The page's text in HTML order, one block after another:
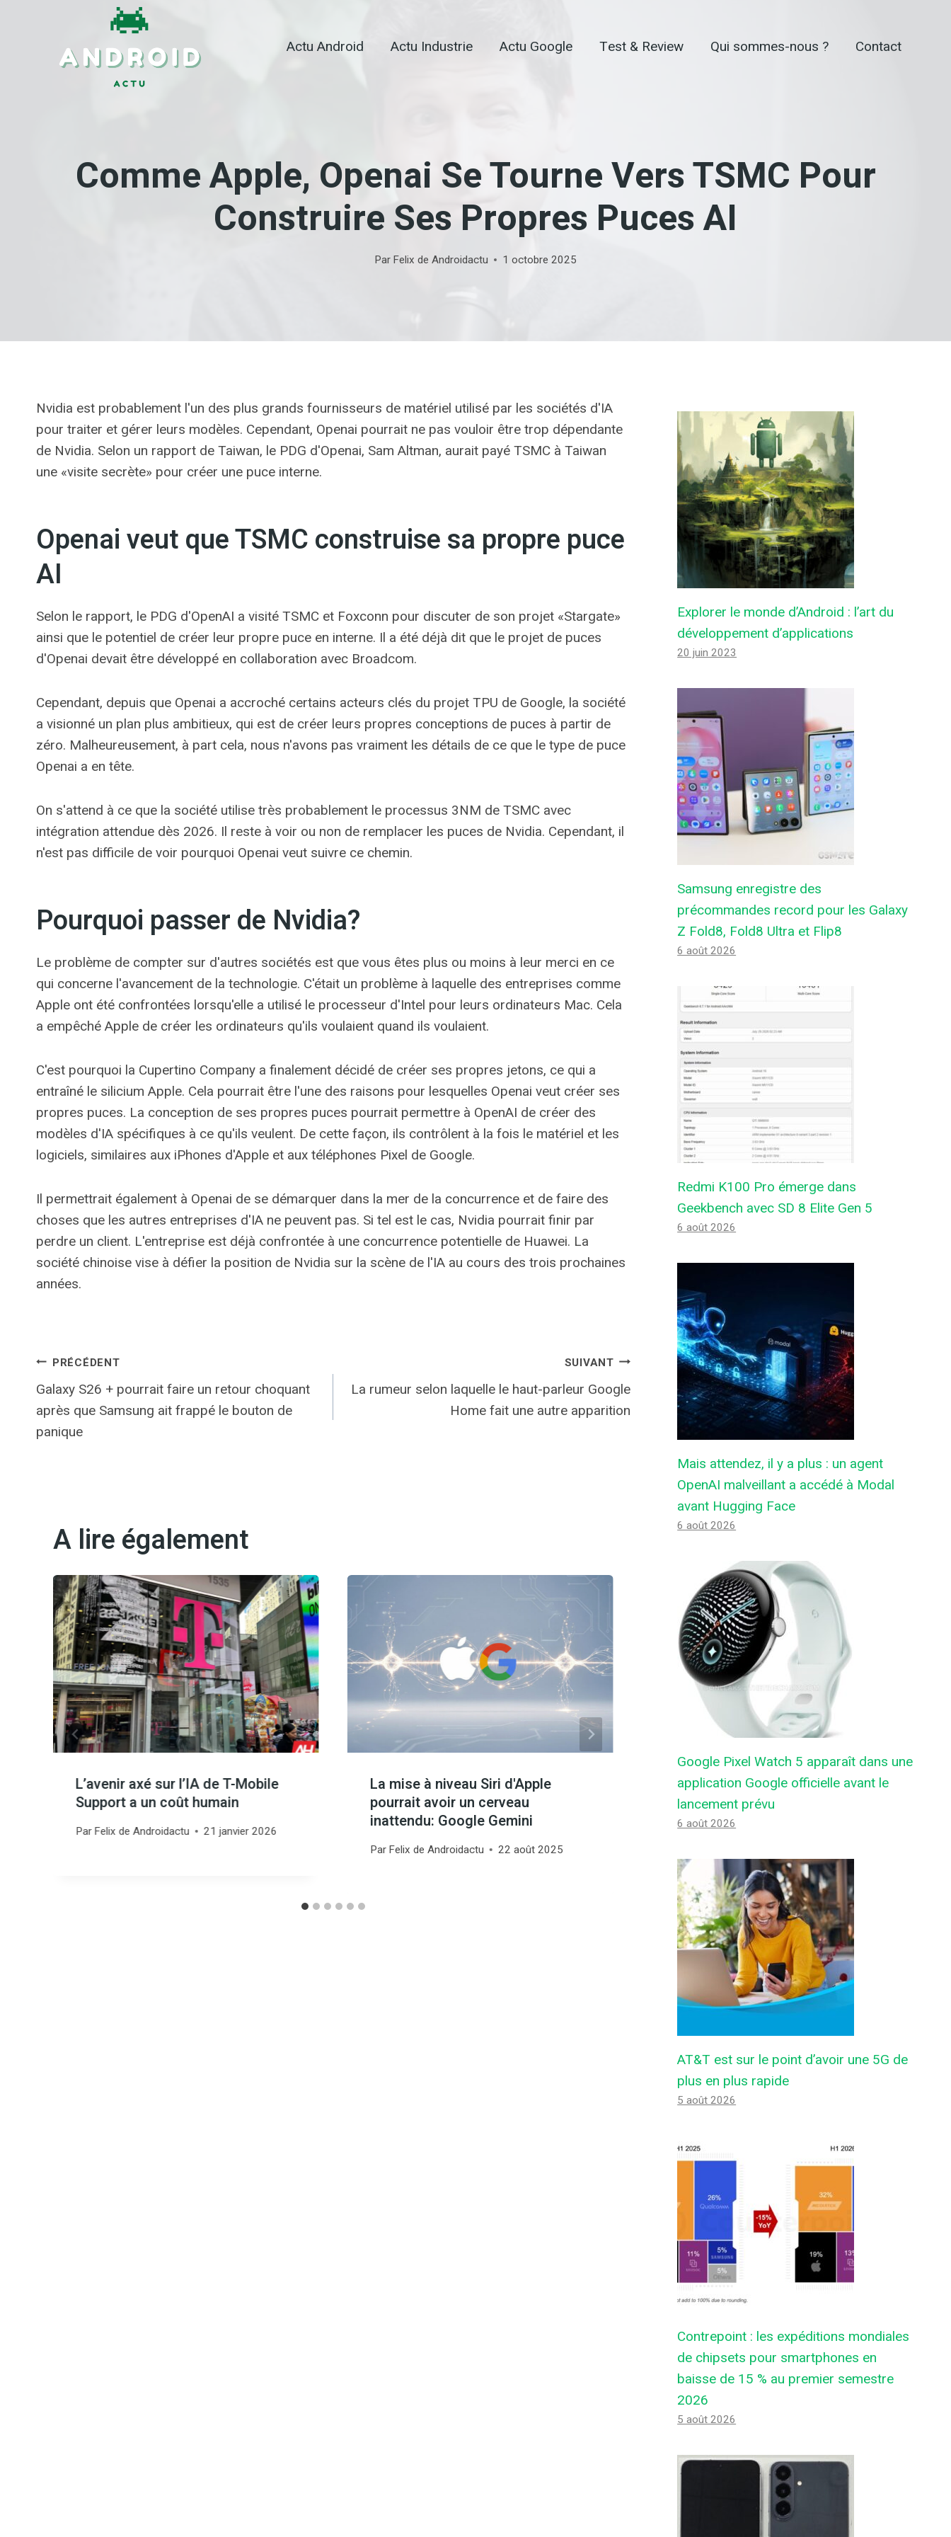
Actu Android Actu Industrie Actu Google Test & Review Qui sommes-nous ? Contact
Comme Apple, Openai Se Tourne Vers TSMC Pour
Construire Ses Propres Puces AI
Par Felix de Androidactu 1 octobre 2025
Nvidia est probablement l'un des plus grands fournisseurs de matériel utilisé par les sociétés d'IA
pour traiter et gérer leurs modèles. Cependant, Openai pourrait ne pas vouloir être trop dépendante
de Nvidia. Selon un rapport de Taiwan, le PDG d'Openai, Sam Altman, aurait payé TSMC à Taiwan
une «visite secrète» pour créer une puce interne.
Openai veut que TSMC construise sa propre puce
AI
Selon le rapport, le PDG d'OpenAI a visité TSMC et Foxconn pour discuter de son projet «Stargate»
ainsi que le potentiel de créer leur propre puce en interne. Il a été déjà dit que le projet de puces
d'Openai devait être développé en collaboration avec Broadcom.
Cependant, depuis que Openai a accroché certains acteurs clés du projet TPU de Google, la société
a visionné un plan plus ambitieux, qui est de créer leurs propres conceptions de puces à partir de
zéro. Malheureusement, à part cela, nous n'avons pas vraiment les détails de ce que le type de puce
Openai a en tête.
On s'attend à ce que la société utilise très probablement le processus 3NM de TSMC avec
intégration attendue dès 2026. Il reste à voir ou non de remplacer les puces de Nvidia. Cependant, il
n'est pas difficile de voir pourquoi Openai veut suivre ce chemin.
Pourquoi passer de Nvidia?
Le problème de compter sur d'autres sociétés est que vous êtes plus ou moins à leur merci en ce
qui concerne l'avancement de la technologie. C'était un problème à laquelle des entreprises comme
Apple ont été confrontées lorsqu'elle a utilisé le processeur d'Intel pour leurs ordinateurs Mac. Cela
a empêché Apple de créer les ordinateurs qu'ils voulaient quand ils voulaient.
C'est pourquoi la Cupertino Company a finalement décidé de créer ses propres jetons, ce qui a
entraîné le silicium Apple. Cela pourrait être l'une des raisons pour lesquelles Openai veut créer ses
propres puces. La conception de ses propres puces pourrait permettre à OpenAI de créer des
modèles d'IA spécifiques à ce qu'ils veulent. De cette façon, ils contrôlent à la fois le matériel et les
logiciels, similaires aux iPhones d'Apple et aux téléphones Pixel de Google.
Il permettrait également à Openai de se démarquer dans la mer de la concurrence et de faire des
choses que les autres entreprises d'IA ne peuvent pas. Si tel est le cas, Nvidia pourrait finir par
perdre un client. L'entreprise est déjà confrontée à une concurrence potentielle de Huawei. La
société chinoise vise à défier la position de Nvidia sur la scène de l'IA au cours des trois prochaines
années.
Navigation
de
l’article
PRÉCÉDENT
Galaxy S26 + pourrait faire un retour choquant
après que Samsung ait frappé le bouton de
panique
SUIVANT
La rumeur selon laquelle le haut-parleur Google
Home fait une autre apparition
A lire également
L’avenir axé sur l’IA de T-Mobile
Support a un coût humain
Par Felix de Androidactu 21 janvier 2026
La mise à niveau Siri d'Apple
pourrait avoir un cerveau
inattendu: Google Gemini
Par Felix de Androidactu 22 août 2025
Aucune entreprise n’est à l’abri si
la bulle de l’IA éclate
ParFelix de Androidactu
Explorer le monde d’Android : l’art du
développement d’applications
20 juin 2023
Samsung enregistre des
précommandes record pour les Galaxy
Z Fold8, Fold8 Ultra et Flip8
6 août 2026
Redmi K100 Pro émerge dans
Geekbench avec SD 8 Elite Gen 5
6 août 2026
Mais attendez, il y a plus : un agent
OpenAI malveillant a accédé à Modal
avant Hugging Face
6 août 2026
Google Pixel Watch 5 apparaît dans une
application Google officielle avant le
lancement prévu
6 août 2026
AT&T est sur le point d’avoir une 5G de
plus en plus rapide
5 août 2026
Contrepoint : les expéditions mondiales
de chipsets pour smartphones en
baisse de 15 % au premier semestre
2026
5 août 2026